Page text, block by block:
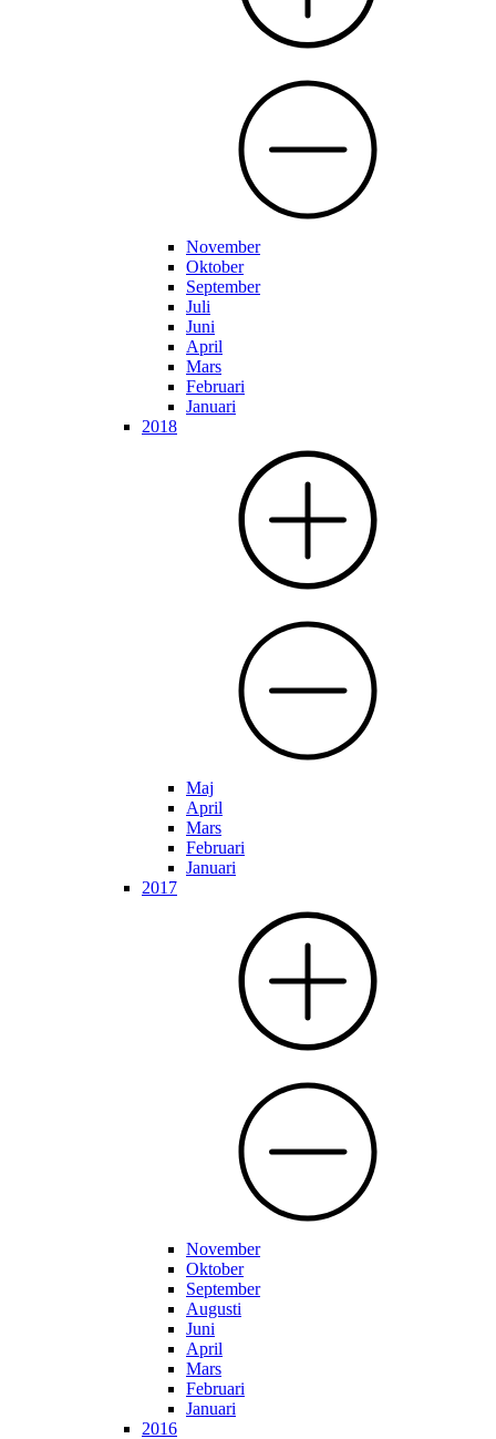
November
Oktober
September
Juli
Juni
April
Mars
Februari
Januari
2018
Maj
April
Mars
Februari
Januari
2017
November
Oktober
September
Augusti
Juni
April
Mars
Februari
Januari
2016